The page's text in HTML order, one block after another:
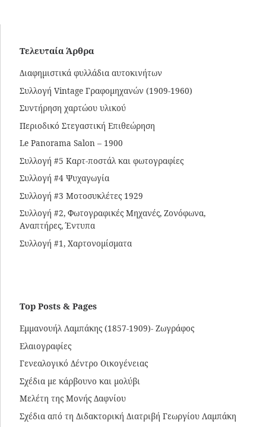
Τελευταία Άρθρα
Διαφημιστικά φυλλάδια αυτοκινήτων
Συλλογή Vintage Γραφομηχανών (1909-1960)
Συντήρηση χαρτώου υλικού
Περιοδικό Στεγαστική Επιθεώρηση
Le Panorama Salon – 1900
Συλλογή #5 Καρτ-ποστάλ και φωτογραφίες
Συλλογή #4 Ψυχαγωγία
Συλλογή #3 Μοτοσυκλέτες 1929
Συλλογή #2, Φωτογραφικές Μηχανές, Ζονόφωνα,
Αναπτήρες, Έντυπα
Συλλογή #1, Χαρτονομίσματα
Top Posts & Pages
Εμμανουήλ Λαμπάκης (1857-1909)- Ζωγράφος
Ελαιογραφίες
Γενεαλογικό Δέντρο Οικογένειας
Σχέδια με κάρβουνο και μολύβι
Μελέτη της Μονής Δαφνίου
Σχέδια από τη Διδακτορική Διατριβή Γεωργίου Λαμπάκη